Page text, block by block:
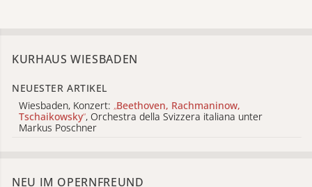
KURHAUS WIESBADEN
NEUESTER ARTIKEL
Wiesbaden, Konzert: „Beethoven, Rachmaninow,
Tschaikowsky“, Orchestra della Svizzera italiana unter
Markus Poschner
NEU IM OPERNFREUND